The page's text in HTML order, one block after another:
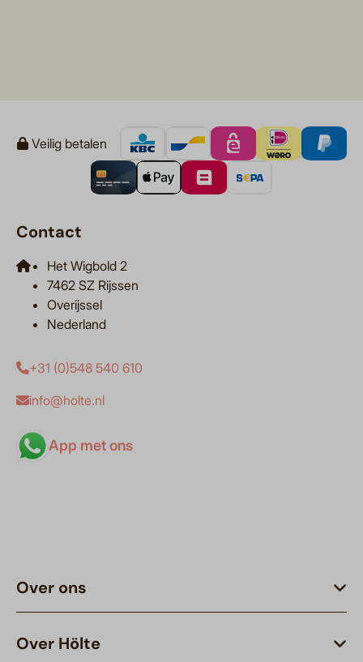
Veilig betalen
Contact
Het Wigbold 2
7462 SZ Rijssen
Overijssel
Nederland
+31 (0)548 540 610
info@holte.nl
App met ons
Over ons
Over Hölte